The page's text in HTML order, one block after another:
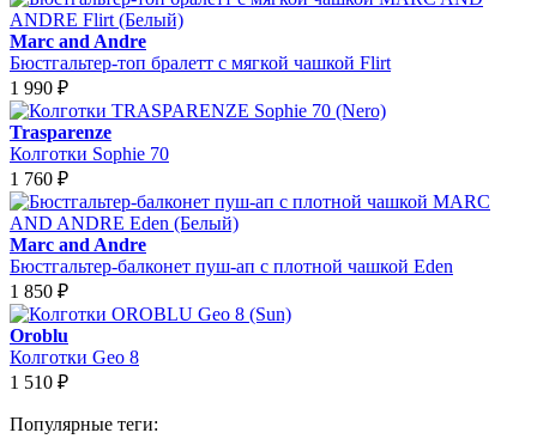
Marc and Andre
Бюстгальтер-топ бралетт с мягкой чашкой Flirt
1 990 ₽
Trasparenze
Колготки Sophie 70
1 760 ₽
Marc and Andre
Бюстгальтер-балконет пуш-ап с плотной чашкой Eden
1 850 ₽
Oroblu
Колготки Geo 8
1 510 ₽
Популярные теги: